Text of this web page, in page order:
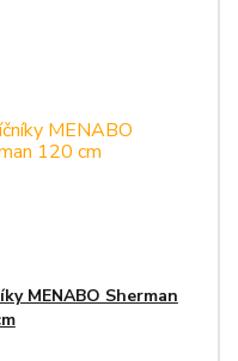
MENABO Sherman